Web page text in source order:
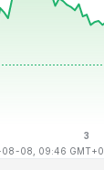
08-08, 09:46 GMT+0